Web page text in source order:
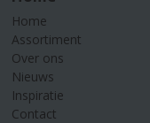
Home
Assortiment
Over ons
Nieuws
Inspiratie
Contact